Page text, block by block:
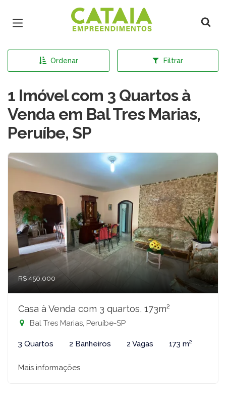
Página inicial
Ordenar Filtrar
1 Imóvel com 3 Quartos à
Venda em Bal Tres Marias,
Peruíbe, SP
R$ 450.000
Casa à Venda com 3 quartos, 173m²
Bal Tres Marias, Peruíbe-SP
3 Quartos 2 Banheiros 2 Vagas 173 m²
Mais informações